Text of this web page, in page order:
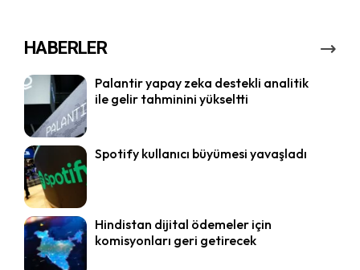
HABERLER
Palantir yapay zeka destekli analitik
ile gelir tahminini yükseltti
Spotify kullanıcı büyümesi yavaşladı
Hindistan dijital ödemeler için
komisyonları geri getirecek